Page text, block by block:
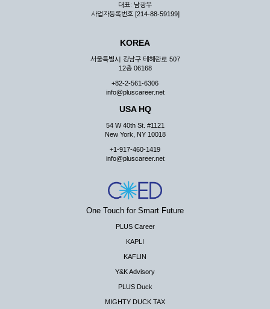
대표: 남광우
사업자등록번호 [214-88-59199]
KOREA
서울특별시 강남구 테헤란로 507
12층 06168
+82-2-561-6306
info@pluscareer.net
USA HQ
54 W 40th St. #1121
New York, NY 10018
+1-917-460-1419
info@pluscareer.net
One Touch for Smart Future
PLUS Career
KAPLI
KAFLIN
Y&K Advisory
PLUS Duck
MIGHTY DUCK TAX